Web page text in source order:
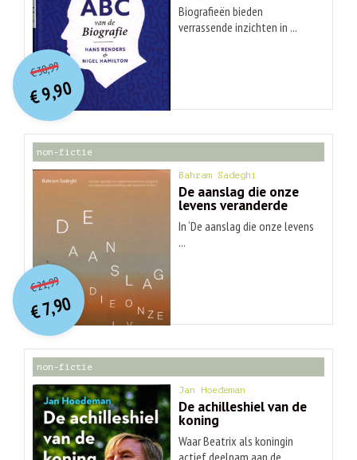
Biografieën bieden
verrassende inzichten in ...
€30,99O
orspr
onkelijke
prijs
was:
€ 30,99.
€9,90
Huidige
prijs
is:
€ 9,90.
non-fictie
Bahram Sadeghi
De aanslag die onze
levens veranderde
In ‘De aanslag die onze levens
...
€21,99O
orspr
onkelijke
prijs
was:
€ 21,99.
€7,90
Huidige
prijs
is:
€ 7,90.
non-fictie
Jan Hoedeman
De achilleshiel van de
koning
Waar Beatrix als koningin
actief deelnam aan de ...